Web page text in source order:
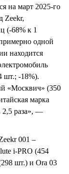
на март 2025-го
Zeekr,
(-68% к 1
одной
находится
шт.; -18%).
«Москвич» (350
марка
2,5 раза», —
001 –
i-PRO (454
шт.) и Ora 03